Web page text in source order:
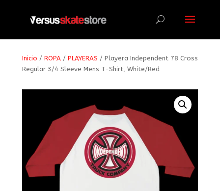
Inicio / ROPA/ PLAYERAS / Playera Independent 78 Cross
Regular 3/4 Sleeve Mens T-Shirt, White/Red